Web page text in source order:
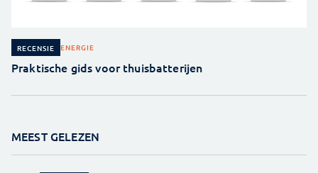
RECENSIE ENERGIE
Praktische gids voor thuisbatterijen
MEEST GELEZEN